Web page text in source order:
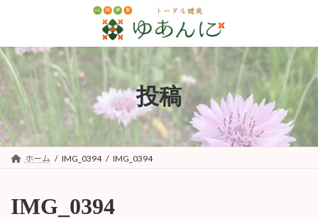
ン
ツ
キ
ッ
ー
シ
に
移
投稿
ホーム IMG_0394 IMG_0394
IMG_0394